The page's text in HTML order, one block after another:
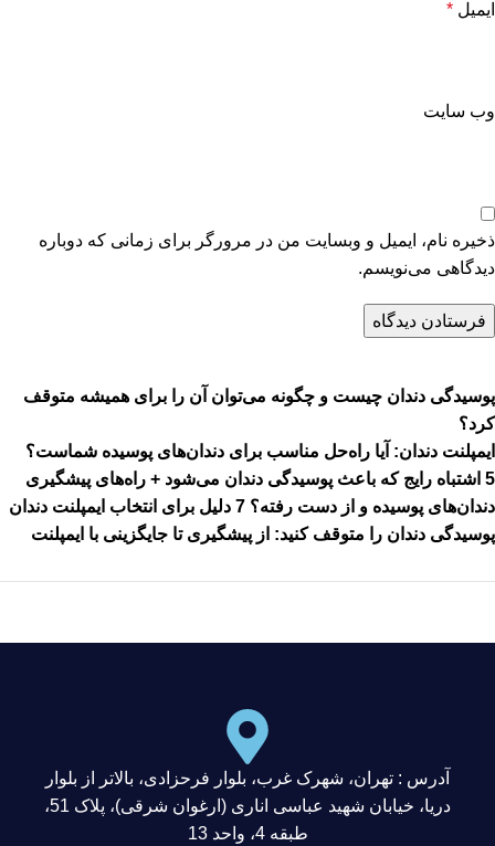
ایمیل *
وب‌ سایت
ذخیره نام، ایمیل و وبسایت من در مرورگر برای زمانی که دوباره
دیدگاهی می‌نویسم.
پوسیدگی دندان چیست و چگونه می‌توان آن را برای همیشه متوقف
کرد؟
ایمپلنت دندان: آیا راه‌حل مناسب برای دندان‌های پوسیده شماست؟
5 اشتباه رایج که باعث پوسیدگی دندان می‌شود + راه‌های پیشگیری
دندان‌های پوسیده و از دست رفته؟ 7 دلیل برای انتخاب ایمپلنت دندان
پوسیدگی دندان را متوقف کنید: از پیشگیری تا جایگزینی با ایمپلنت
آدرس : تهران، شهرک غرب، بلوار فرحزادی، بالاتر از بلوار
دریا، خیابان شهید عباسی اناری (ارغوان شرقی)، پلاک 51،
طبقه 4، واحد 13